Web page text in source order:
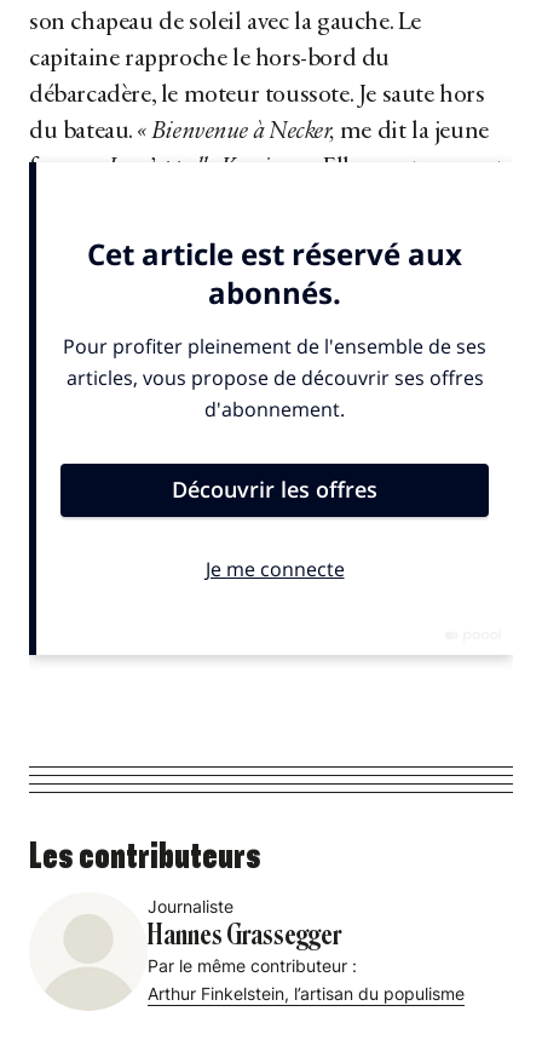
son chapeau de soleil avec la gauche. Le
capitaine rapproche le hors-bord du
débarcadère, le moteur toussote. Je saute hors
du bateau. « Bienvenue à Necker, me dit la jeune
femme.
Je m’appelle Kezzia… » Elle se retourne et
Les contributeurs
Journaliste
Hannes Grassegger
Par le même contributeur :
Arthur Finkelstein, l’artisan du populisme